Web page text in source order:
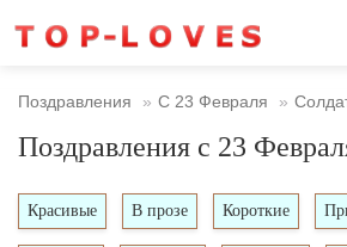
Поздравления С 23 Февраля
Поздравления с 23
Красивые В прозе Короткие